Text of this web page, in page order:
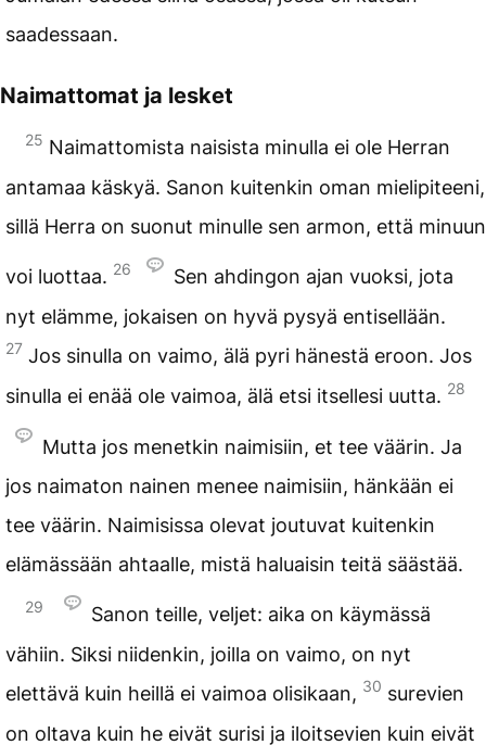
saadessaan.
Naimattomat ja lesket
25 Naimattomista naisista minulla ei ole Herran
antamaa käskyä. Sanon kuitenkin oman mielipiteeni,
sillä Herra on suonut minulle sen armon, että minuun
voi luottaa. 26
Sen ahdingon ajan vuoksi, jota
nyt elämme, jokaisen on hyvä pysyä entisellään.
27 Jos sinulla on vaimo, älä pyri hänestä eroon. Jos
sinulla ei enää ole vaimoa, älä etsi itsellesi uutta. 28
Mutta jos menetkin naimisiin, et tee väärin. Ja
jos naimaton nainen menee naimisiin, hänkään ei
tee väärin. Naimisissa olevat joutuvat kuitenkin
elämässään ahtaalle, mistä haluaisin teitä säästää.
29
Sanon teille, veljet: aika on käymässä
vähiin. Siksi niidenkin, joilla on vaimo, on nyt
elettävä kuin heillä ei vaimoa olisikaan, 30 surevien
on oltava kuin he eivät surisi ja iloitsevien kuin eivät